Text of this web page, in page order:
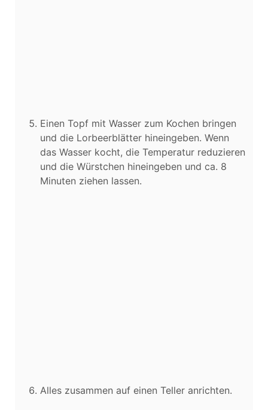
Einen Topf mit Wasser zum Kochen bringen
und die Lorbeerblätter hineingeben. Wenn
das Wasser kocht, die Temperatur reduzieren
und die Würstchen hineingeben und ca. 8
Minuten ziehen lassen.
Alles zusammen auf einen Teller anrichten.